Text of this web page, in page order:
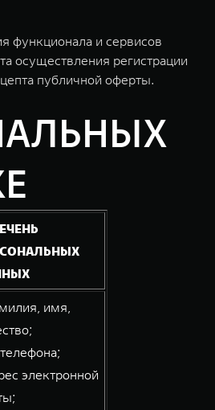
функционала и сервисов
осуществления регистрации
публичной оферты.
имя,
электронной